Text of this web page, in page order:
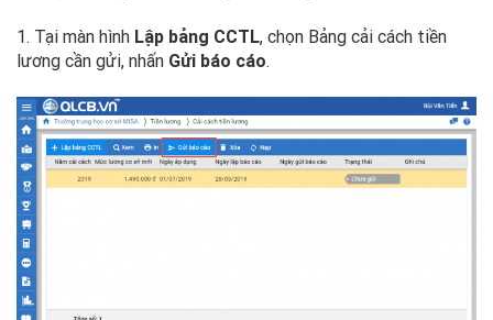
1. Tại màn hình Lập bảng CCTL, chọn Bảng cải cách tiền
lương cần gửi, nhấn Gửi báo cáo.